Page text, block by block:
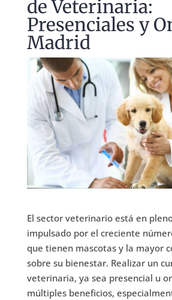
de Veterinaria:
Presenciales y
Madrid
El sector veterinario está en
impulsado por el creciente
que tienen mascotas y la mayor
sobre su bienestar. Realizar un
veterinaria, ya sea presencial u
múltiples beneficios,